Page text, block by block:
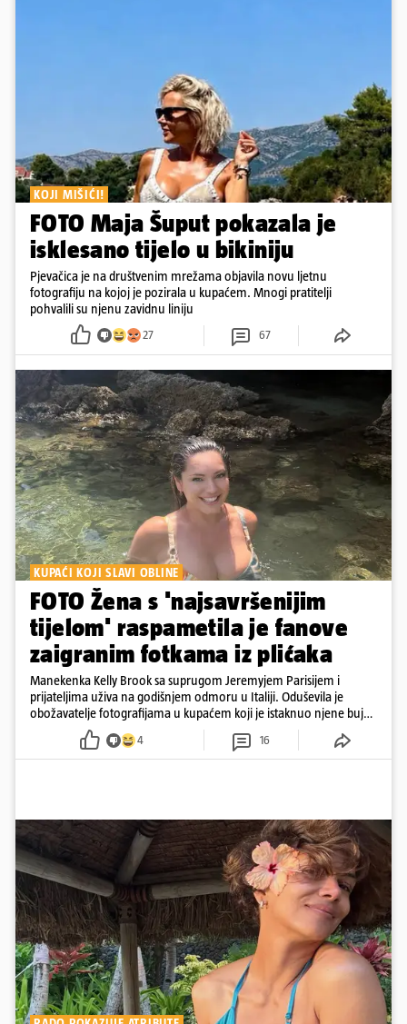
KOJI MIŠIĆI!
FOTO Maja Šuput pokazala je
isklesano tijelo u bikiniju
Pjevačica je na društvenim mrežama objavila novu ljetnu
fotografiju na kojoj je pozirala u kupaćem. Mnogi pratitelji
pohvalili su njenu zavidnu liniju
27 67
KUPAĆI KOJI SLAVI OBLINE
FOTO Žena s 'najsavršenijim
tijelom' raspametila je fanove
zaigranim fotkama iz plićaka
Manekenka Kelly Brook sa suprugom Jeremyjem Parisijem i
prijateljima uživa na godišnjem odmoru u Italiji. Oduševila je
obožavatelje fotografijama u kupaćem koji je istaknuo njene bujne
4 16